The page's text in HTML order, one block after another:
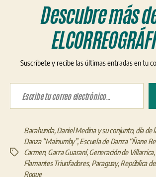
Descubre más
Suscríbete y recibe las últimas entradas en tu
Escribe tu correo electrónico…
Etiquetas
Barahunda, Daniel Medina y su conjunto, día de
Danza “Mainumby”,Escuela de Danza “Ñane
Carmen, Garra Guaraní,Generación de Villarrica,
Flamantes Triunfadores, Paraguay, República
Roque